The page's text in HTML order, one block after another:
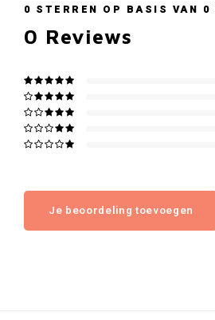
0 STERREN OP BASIS VAN 0
0 Reviews
Je beoordeling toevoegen